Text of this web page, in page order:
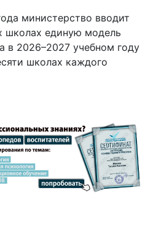
министерство вводит
школах единую модель
в 2026–2027 учебном году
школах каждого